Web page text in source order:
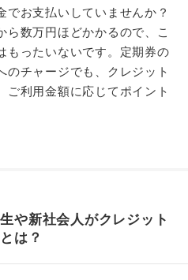
でお支払いしていませんか？
ら数万円ほどかかるので、こ
もったいないです。定期券の
のチャージでも、クレジット
ご利用金額に応じてポイント
や新社会人がクレジット
は？